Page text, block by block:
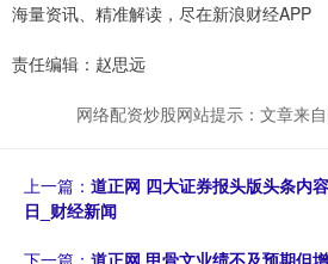
海量资讯、精准解读，尽在新浪财经APP
责任编辑：赵思远
网络配资炒股网站提示：文章来
上一篇： 道正网 四大证券报头版头条内
日_财经新闻